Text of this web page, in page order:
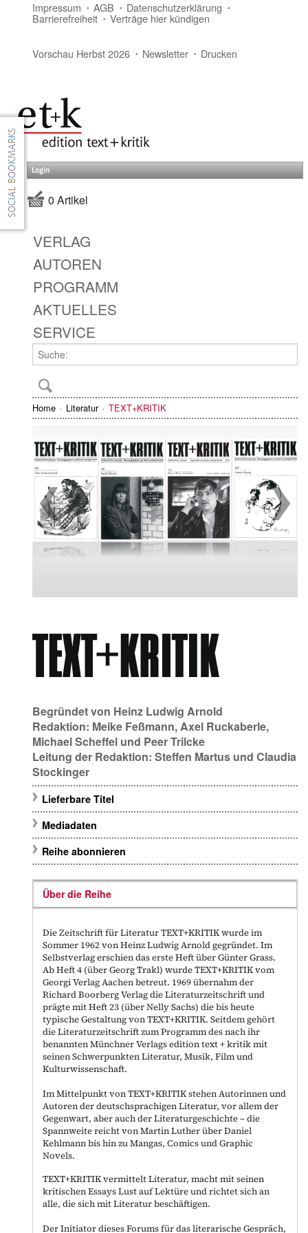
Impressum AGB Datenschutzerklärung
Barrierefreiheit Verträge hier kündigen
Vorschau Herbst 2026 Newsletter Drucken
Login
0 Artikel
VERLAG
AUTOREN
PROGRAMM
AKTUELLES
SERVICE
Home Literatur TEXT+KRITIK
Begründet von Heinz Ludwig Arnold
Redaktion: Meike Feßmann,Axel Ruckaberle,
Michael Scheffel und Peer Trilcke
Leitung der Redaktion: Steffen Martus und Claudia
Stockinger
Lieferbare Titel
Mediadaten
Reihe abonnieren
Über die Reihe
Die Zeitschrift für Literatur TEXT+KRITIK wurde im
Sommer 1962 von Heinz Ludwig Arnold gegründet. Im
Selbstverlag erschien das erste Heft über Günter Grass.
Ab Heft 4 (über Georg Trakl) wurde TEXT+KRITIK vom
Georgi Verlag Aachen betreut. 1969 übernahm der
Richard Boorberg Verlag die Literaturzeitschrift und
prägte mit Heft 23 (über Nelly Sachs) die bis heute
typische Gestaltung von TEXT+KRITIK. Seitdem gehört
die Literaturzeitschrift zum Programm des nach ihr
benannten Münchner Verlags edition text + kritik mit
seinen Schwerpunkten Literatur, Musik, Film und
Kulturwissenschaft.
Im Mittelpunkt von TEXT+KRITIK stehen Autorinnen und
Autoren der deutschsprachigen Literatur, vor allem der
Gegenwart, aber auch der Literaturgeschichte – die
Spannweite reicht von Martin Luther über Daniel
Kehlmann bis hin zu Mangas, Comics und Graphic
Novels.
TEXT+KRITIK vermittelt Literatur, macht mit seinen
kritischen Essays Lust auf Lektüre und richtet sich an
alle, die sich mit Literatur beschäftigen.
Der Initiator dieses Forums für das literarische Gespräch,